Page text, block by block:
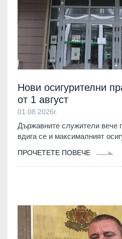
Нови осигурителни
от 1 август
01.08.2026г.
Държавните служители вече
вдига се и максималният
ПРОЧЕТЕТЕ ПОВЕЧЕ